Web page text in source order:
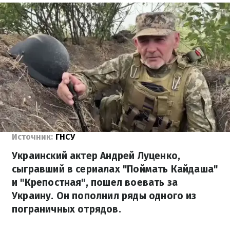
Источник: ГНСУ
Украинский актер Андрей Луценко,
сыгравший в сериалах "Поймать Кайдаша"
и "Крепостная", пошел воевать за
Украину. Он пополнил ряды одного из
пограничных отрядов.